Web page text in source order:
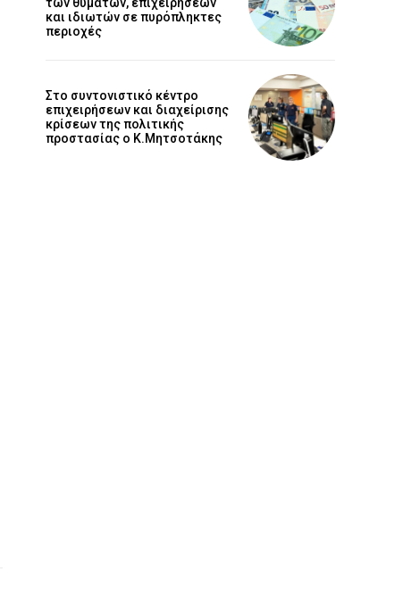
και ιδιωτών σε πυρόπληκτες
περιοχές
Στο συντονιστικό κέντρο
επιχειρήσεων και διαχείρισης
κρίσεων της πολιτικής
προστασίας ο Κ.Μητσοτάκης